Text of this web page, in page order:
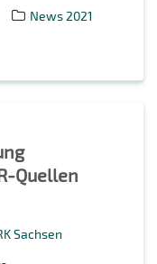
News 2021
Quellen
Sachsen